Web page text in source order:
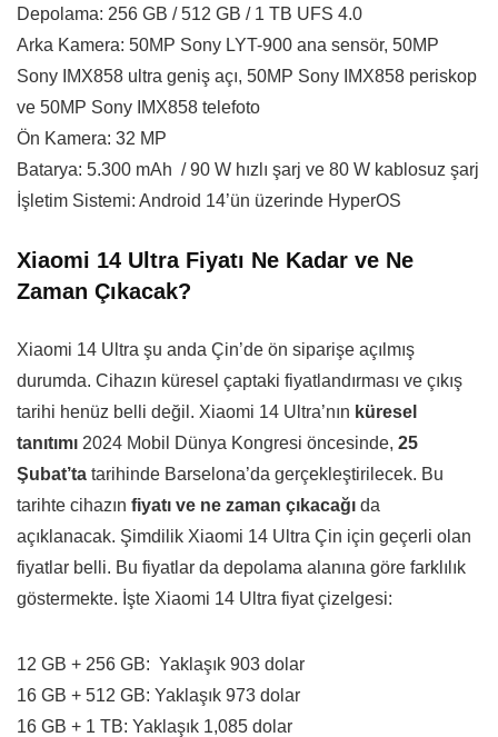
Depolama: 256 GB / 512 GB / 1 TB UFS 4.0
Arka Kamera: 50MP Sony LYT-900 ana sensör, 50MP
Sony IMX858 ultra geniş açı, 50MP Sony IMX858 periskop
ve 50MP Sony IMX858 telefoto
Ön Kamera: 32 MP
Batarya: 5.300 mAh / 90 W hızlı şarj ve 80 W kablosuz şarj
İşletim Sistemi: Android 14’ün üzerinde HyperOS
Xiaomi 14 Ultra Fiyatı Ne Kadar ve Ne
Zaman Çıkacak?
Xiaomi 14 Ultra şu anda Çin’de ön siparişe açılmış
durumda. Cihazın küresel çaptaki fiyatlandırması ve çıkış
tarihi henüz belli değil. Xiaomi 14 Ultra’nın küresel
tanıtımı 2024 Mobil Dünya Kongresi öncesinde, 25
Şubat’ta tarihinde Barselona’da gerçekleştirilecek. Bu
tarihte cihazın fiyatı ve ne zaman çıkacağı da
açıklanacak. Şimdilik Xiaomi 14 Ultra Çin için geçerli olan
fiyatlar belli. Bu fiyatlar da depolama alanına göre farklılık
göstermekte. İşte Xiaomi 14 Ultra fiyat çizelgesi:
12 GB + 256 GB: Yaklaşık 903 dolar
16 GB + 512 GB: Yaklaşık 973 dolar
16 GB + 1 TB: Yaklaşık 1,085 dolar